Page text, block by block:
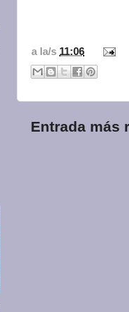
a la/s 11:06
Entrada más